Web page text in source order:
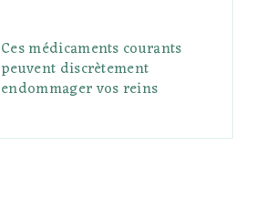
Ces médicaments courants
peuvent discrètement
endommager vos reins